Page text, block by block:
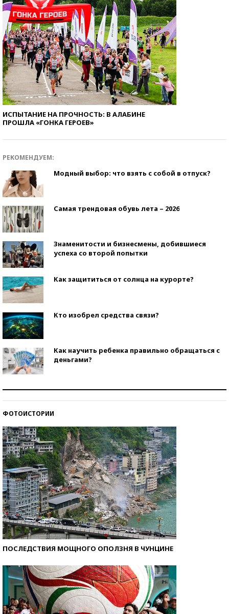
ИСПЫТАНИЕ НА ПРОЧНОСТЬ: В АЛАБИНЕ
ПРОШЛА «ГОНКА ГЕРОЕВ»
РЕКОМЕНДУЕМ:
Модный выбор: что взять с собой в отпуск?
Самая трендовая обувь лета – 2026
Знаменитости и бизнесмены, добившиеся
успеха со второй попытки
Как защититься от солнца на курорте?
Кто изобрел средства связи?
Как научить ребенка правильно обращаться с
деньгами?
ФОТОИСТОРИИ
ПОСЛЕДСТВИЯ МОЩНОГО ОПОЛЗНЯ В ЧУНЦИНЕ